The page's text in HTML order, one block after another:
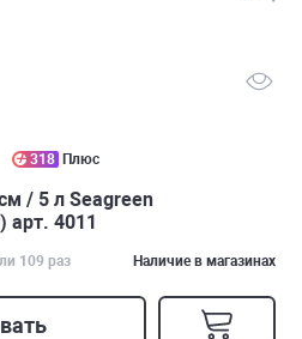
318 Плюс
/ 5 л Seagreen
арт. 4011
109 раз Наличие в магазинах